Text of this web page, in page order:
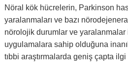
Nöral kök hücrelerin, Parkinson
yaralanmaları ve bazı
nörolojik durumlar ve
uygulamalara sahip olduğuna
tıbbi araştırmalarda geniş çapta ilgi